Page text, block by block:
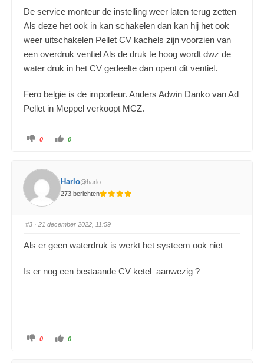
De service monteur de instelling weer laten terug zetten
Als deze het ook in kan schakelen dan kan hij het ook
weer uitschakelen Pellet CV kachels zijn voorzien van
een overdruk ventiel Als de druk te hoog wordt dwz de
water druk in het CV gedeelte dan opent dit ventiel.
Fero belgie is de importeur. Anders Adwin Danko van Ad
Pellet in Meppel verkoopt MCZ.
0 0
Harlo@harlo
273 berichten
#3 · 21 december 2022, 11:59
Als er geen waterdruk is werkt het systeem ook niet
Is er nog een bestaande CV ketel aanwezig ?
0 0